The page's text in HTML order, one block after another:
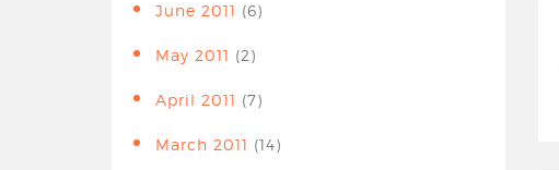
June 2011 (6)
May 2011 (2)
April 2011 (7)
March 2011 (14)